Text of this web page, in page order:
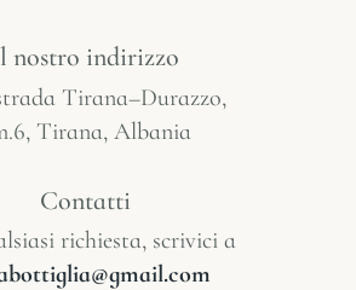
nostro indirizzo
Tirana–Durazzo,
Tirana, Albania
Contatti
richiesta, scrivici a